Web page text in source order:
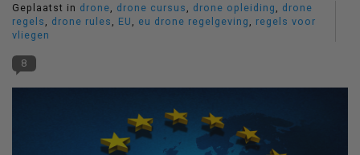
Geplaatst in drone drone cursus drone opleiding
drone
regels
drone rules EU eu drone regelgeving
regels voor
vliegen
8